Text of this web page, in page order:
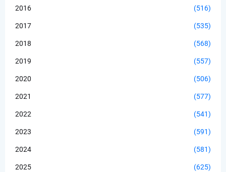
2016 (516)
2017 (535)
2018 (568)
2019 (557)
2020 (506)
2021 (577)
2022 (541)
2023 (591)
2024 (581)
2025 (625)